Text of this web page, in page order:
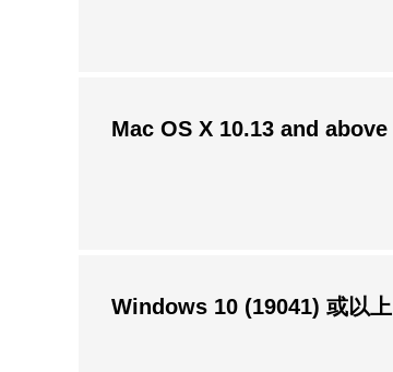
Mac OS X 10.13 and above
Windows 10 (19041) 或以上